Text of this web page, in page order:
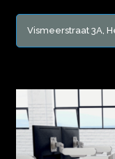
Vismeerstraat 3A,